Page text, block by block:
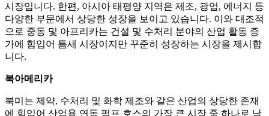
시장입니다. 한편, 아시아 태평양 지역은 제조, 광업, 에너지 등
다양한 부문에서 상당한 성장을 보이고 있습니다. 이와 대조적
으로 중동 및 아프리카는 건설 및 수처리 분야의 산업 활동 증
가에 힘입어 틈새 시장이지만 꾸준히 성장하는 시장을 제시합
니다.
북아메리카
북미는 제약, 수처리 및 화학 제조와 같은 산업의 상당한 존재
에 힘입어 산업용 연동 펌프 호스의 가장 큰 시장 중 하나로 남